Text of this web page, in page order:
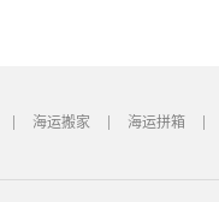
海运搬家 海运拼箱